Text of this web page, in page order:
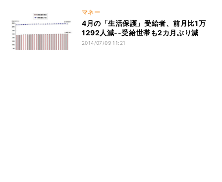
マネー
4月の「生活保護」受給者、前月比1万
1292人減--受給世帯も2カ月ぶり減
2014/07/09 11:21